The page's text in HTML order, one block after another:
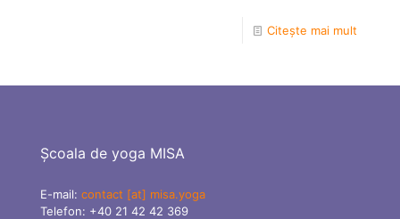
Citește mai mult
Școala de yoga MISA
E-mail: contact [at] misa.yoga
Telefon: +40 21 42 42 369